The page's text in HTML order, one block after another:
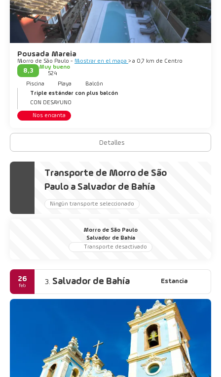
Pousada Mareia
Morro de São Paulo - Mostrar en el mapa > a 0,7 km de Centro
8,3
Muy bueno
524
Piscina
Playa
Balcón
Triple estándar con plus balcón
CON DESAYUNO
Nos encanta
Detalles
Transporte de Morro de São
Paulo a Salvador de Bahía
Ningún transporte seleccionado
Morro de São Paulo
Salvador de Bahía
Transporte desactivado
26
feb 3. Salvador de Bahía Estancia